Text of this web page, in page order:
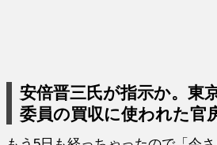
安倍晋三氏が指示か。東
委員の買収に使われた官